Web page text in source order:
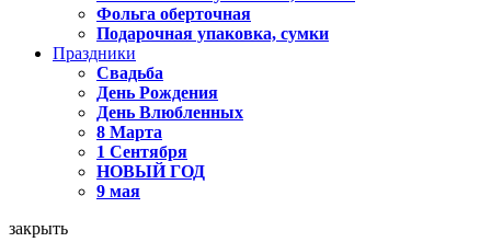
Фольга оберточная
Подарочная упаковка, сумки
Праздники
Свадьба
День Рождения
День Влюбленных
8 Марта
1 Сентября
НОВЫЙ ГОД
9 мая
закрыть